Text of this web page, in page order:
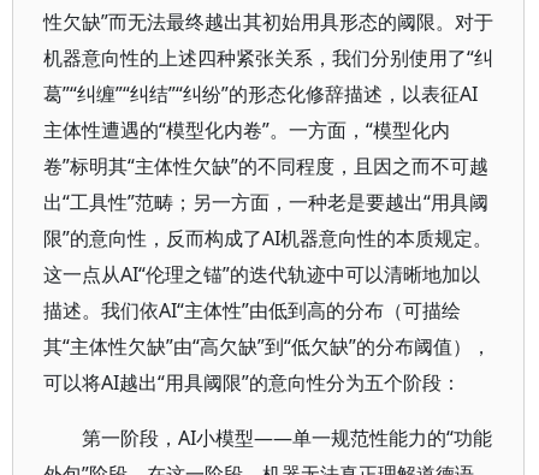
性欠缺”而无法最终越出其初始用具形态的阈限。对于
机器意向性的上述四种紧张关系，我们分别使用了“纠
葛”“纠缠”“纠结”“纠纷”的形态化修辞描述，以表征AI
主体性遭遇的“模型化内卷”。一方面，“模型化内
卷”标明其“主体性欠缺”的不同程度，且因之而不可越
出“工具性”范畴；另一方面，一种老是要越出“用具阈
限”的意向性，反而构成了AI机器意向性的本质规定。
这一点从AI“伦理之锚”的迭代轨迹中可以清晰地加以
描述。我们依AI“主体性”由低到高的分布（可描绘
其“主体性欠缺”由“高欠缺”到“低欠缺”的分布阈值），
可以将AI越出“用具阈限”的意向性分为五个阶段：
第一阶段，AI小模型——单一规范性能力的“功能